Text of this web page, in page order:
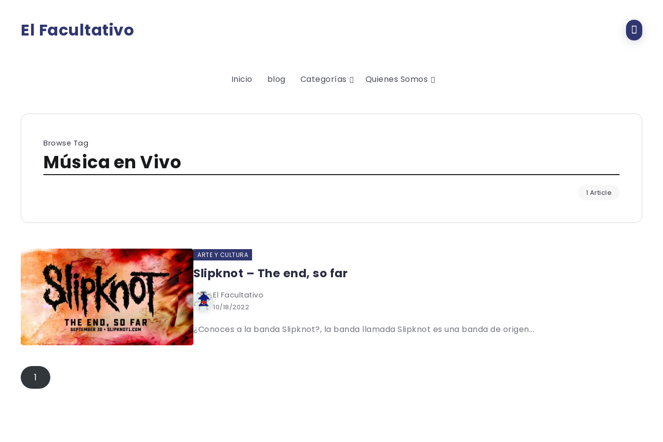
El Facultativo
Inicio blog Categorías Quienes Somos
Browse Tag
Música en Vivo
1 Article
ARTE Y CULTURA
Slipknot – The end, so far
El Facultativo
10/18/2022
¿Conoces a la banda Slipknot?, la banda llamada Slipknot es una banda de origen...
1